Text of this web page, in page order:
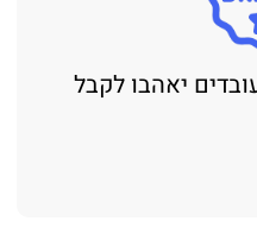
יאהבו לקבל